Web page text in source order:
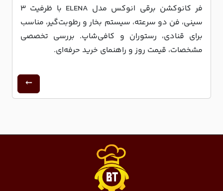
فر کانوکشن برقی انوکس مدل ELENA با ظرفیت ۳
سینی، فن دو سرعته، سیستم بخار و رطوبت‌گیر، مناسب
برای قنادی، رستوران و کافی‌شاپ. بررسی تخصصی
مشخصات، قیمت روز و راهنمای خرید حرفه‌ای.